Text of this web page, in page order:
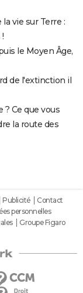
vie sur Terre :
le Moyen Âge,
de l'extinction il
? Ce que vous
la route des
Publicité
Contact
personnelles
Groupe Figaro